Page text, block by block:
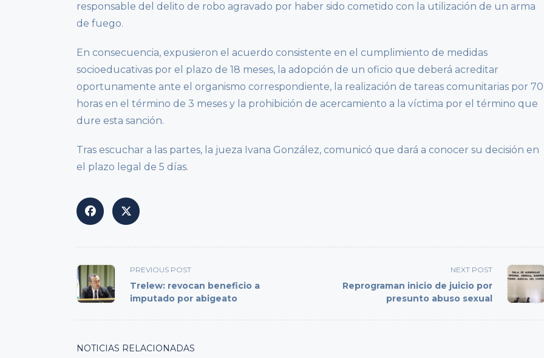
responsable del delito de robo agravado por haber sido cometido con la utilización de un arma
de fuego.
En consecuencia, expusieron el acuerdo consistente en el cumplimiento de medidas
socioeducativas por el plazo de 18 meses, la adopción de un oficio que deberá acreditar
oportunamente ante el organismo correspondiente, la realización de tareas comunitarias por 70
horas en el término de 3 meses y la prohibición de acercamiento a la víctima por el término que
dure esta sanción.
Tras escuchar a las partes, la jueza Ivana González, comunicó que dará a conocer su decisión en
el plazo legal de 5 días.
<span
class="nav-
subtitle
PREVIOUS POST
Trelew: revocan beneficio a
imputado por abigeato
NEXT POST
Reprograman inicio de juicio por
presunto abuso sexual
NOTICIAS RELACIONADAS